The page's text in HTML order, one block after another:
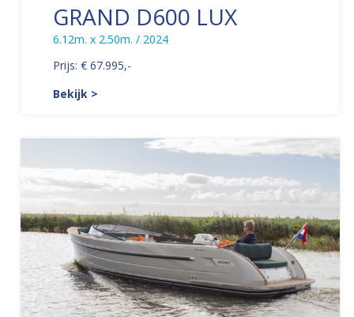
GRAND D600 LUX
6.12m. x 2.50m. / 2024
Prijs: € 67.995,-
Bekijk >